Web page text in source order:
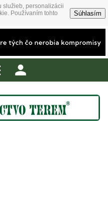
služieb, personalizácii
Používaním tohto
Súhlasím